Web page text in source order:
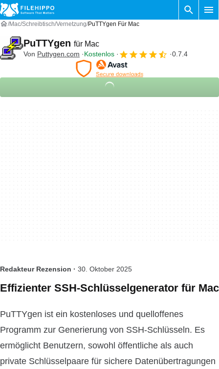
Mac Schreibtisch Vernetzung PuTTYgen Für Mac
PuTTYgen für Mac
Von Puttygen.com Kostenlos 0.7.4
Redakteur Rezension · 30. Oktober 2025
Effizienter SSH-Schlüsselgenerator für Mac
PuTTYgen ist ein kostenloses und quelloffenes
Programm zur Generierung von SSH-Schlüsseln. Es
ermöglicht Benutzern, sowohl öffentliche als auch
private Schlüsselpaare für sichere Datenübertragungen